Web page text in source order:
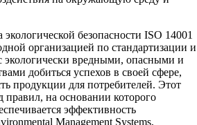
безопасности ISO 14001
организацией по стандартизации и
экологически вредными, опасными и
добиться успехов в своей сфере,
продукции для потребителей. Этот
на основании которого
эффективность
Management Systems,